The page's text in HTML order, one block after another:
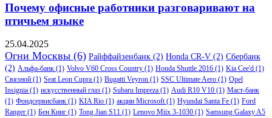
Почему офисные работники разговаривают на
птичьем языке
25.04.2025
Огни Москвы (6) Райффайзенбанк (2) Honda CR-V (2) Сбербанк
(2) Альфа-банк (1) Volvo V60 Cross Country (1) Honda Shuttle 2016 (1) Kia Cee'd (1)
Связной (1) Seat Leon Cupra (1) Bugatti Veyron (1) SSC Ultimate Aero (1) Opel
Insignia (1) искусственный глаз (1) Subaru Impreza (1) Audi R10 V10 (1) Маст-банк
(1) Фондсервисбанк (1) KIA Rio (1) акции Microsoft(1) Hyundai Santa Fe (1) Ford
Ranger (1) Бен Кинг (1) Tong Jian S11 (1) Lenovo Miix 3-1030 (1) Samsung Galaxy A5